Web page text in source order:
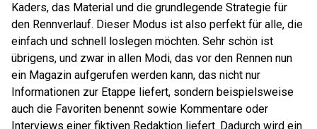
Kaders, das Material und die grundlegende Strategie für
den Rennverlauf. Dieser Modus ist also perfekt für alle, die
einfach und schnell loslegen möchten. Sehr schön ist
übrigens, und zwar in allen Modi, das vor den Rennen nun
ein Magazin aufgerufen werden kann, das nicht nur
Informationen zur Etappe liefert, sondern beispielsweise
auch die Favoriten benennt sowie Kommentare oder
Interviews einer fiktiven Redaktion liefert. Dadurch wird ein